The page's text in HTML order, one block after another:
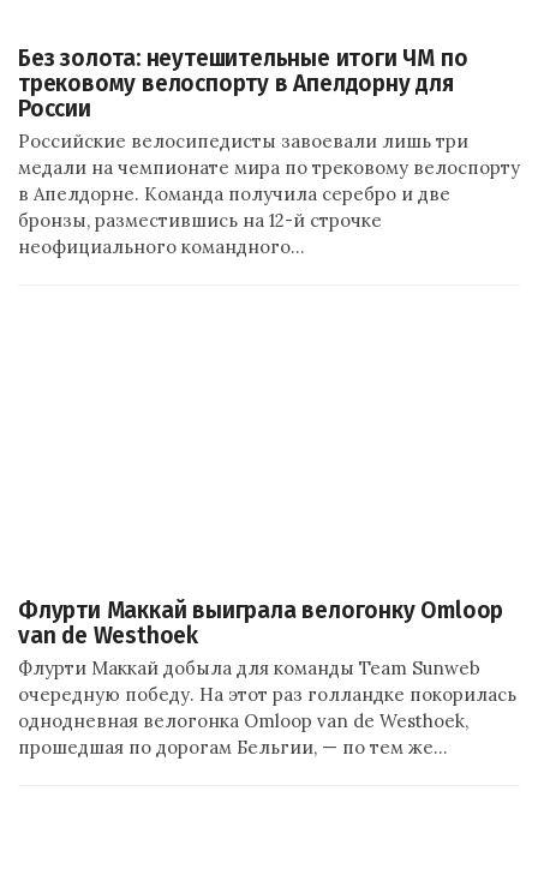
Без золота: неутешительные итоги ЧМ по
трековому велоспорту в Апелдорну для
России
Российские велосипедисты завоевали лишь три
медали на чемпионате мира по трековому велоспорту
в Апелдорне. Команда получила серебро и две
бронзы, разместившись на 12-й строчке
неофициального командного…
Флурти Маккай выиграла велогонку Omloop
van de Westhoek
Флурти Маккай добыла для команды Team Sunweb
очередную победу. На этот раз голландке покорилась
однодневная велогонка Omloop van de Westhoek,
прошедшая по дорогам Бельгии, — по тем же…